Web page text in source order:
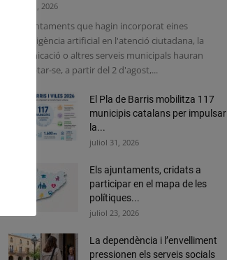
juliol 31, 2026
Els ajuntaments que hagin incorporat eines
d'intel·ligència artificial en l'atenció ciutadana, la
comunicació o altres serveis municipals hauran
d'adaptar-se, a partir del 2 d'agost,...
El Pla de Barris mobilitza 117
municipis catalans per impulsar
la...
juliol 31, 2026
Els ajuntaments, cridats a
participar en el mapa de les
polítiques...
juliol 23, 2026
La dependència i l’envelliment
pressionen els serveis socials